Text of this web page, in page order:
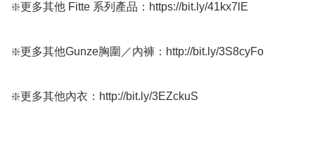
❇️更多其他 Fitte 系列產品：https://bit.ly/41kx7lE
❇️更多其他Gunze胸圍／內褲：http://bit.ly/3S8cyFo
❇️更多其他內衣：http://bit.ly/3EZckuS